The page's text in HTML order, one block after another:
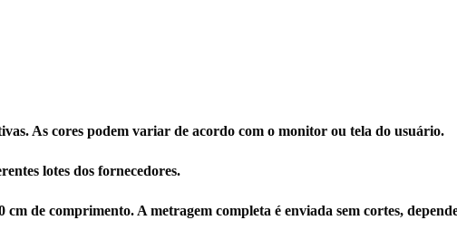
As cores podem variar de acordo com o monitor ou tela do usuário.
lotes dos fornecedores.
cm de comprimento. A metragem completa é enviada sem cortes,